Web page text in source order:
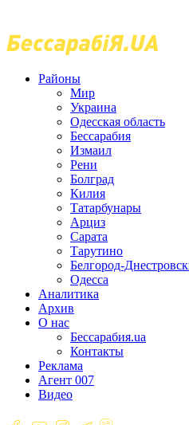
Районы
Мир
Украина
Одесская область
Бессарабия
Измаил
Рени
Болград
Килия
Татарбунары
Арциз
Сарата
Тарутино
Белгород-
Одесса
Аналитика
Архив
О нас
Бессарабия.ua
Контакты
Реклама
Агент 007
Видео